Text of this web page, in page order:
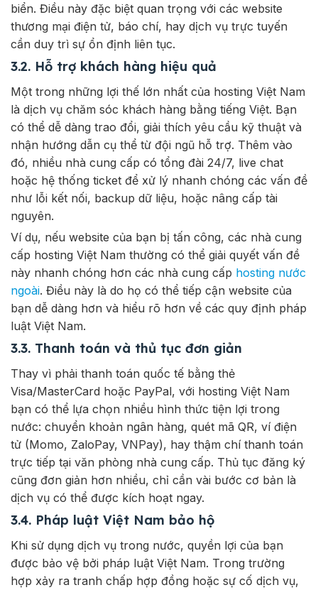
biển. Điều này đặc biệt quan trọng với các website
thương mại điện tử, báo chí, hay dịch vụ trực tuyến
cần duy trì sự ổn định liên tục.
3.2. Hỗ trợ khách hàng hiệu quả
Một trong những lợi thế lớn nhất của hosting Việt Nam
là dịch vụ chăm sóc khách hàng bằng tiếng Việt. Bạn
có thể dễ dàng trao đổi, giải thích yêu cầu kỹ thuật và
nhận hướng dẫn cụ thể từ đội ngũ hỗ trợ. Thêm vào
đó, nhiều nhà cung cấp có tổng đài 24/7, live chat
hoặc hệ thống ticket để xử lý nhanh chóng các vấn đề
như lỗi kết nối, backup dữ liệu, hoặc nâng cấp tài
nguyên.
Ví dụ, nếu website của bạn bị tấn công, các nhà cung
cấp hosting Việt Nam thường có thể giải quyết vấn đề
này nhanh chóng hơn các nhà cung cấp hosting nước
ngoài. Điều này là do họ có thể tiếp cận website của
bạn dễ dàng hơn và hiểu rõ hơn về các quy định pháp
luật Việt Nam.
3.3. Thanh toán và thủ tục đơn giản
Thay vì phải thanh toán quốc tế bằng thẻ
Visa/MasterCard hoặc PayPal, với hosting Việt Nam
bạn có thể lựa chọn nhiều hình thức tiện lợi trong
nước: chuyển khoản ngân hàng, quét mã QR, ví điện
tử (Momo, ZaloPay, VNPay), hay thậm chí thanh toán
trực tiếp tại văn phòng nhà cung cấp. Thủ tục đăng ký
cũng đơn giản hơn nhiều, chỉ cần vài bước cơ bản là
dịch vụ có thể được kích hoạt ngay.
3.4. Pháp luật Việt Nam bảo hộ
Khi sử dụng dịch vụ trong nước, quyền lợi của bạn
được bảo vệ bởi pháp luật Việt Nam. Trong trường
hợp xảy ra tranh chấp hợp đồng hoặc sự cố dịch vụ,